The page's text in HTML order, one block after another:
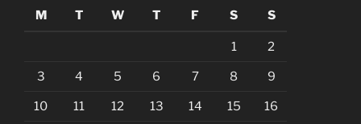
M
T W T F S S
1 2
3 4 5 6 7 8 9
10 11 12 13 14 15 16